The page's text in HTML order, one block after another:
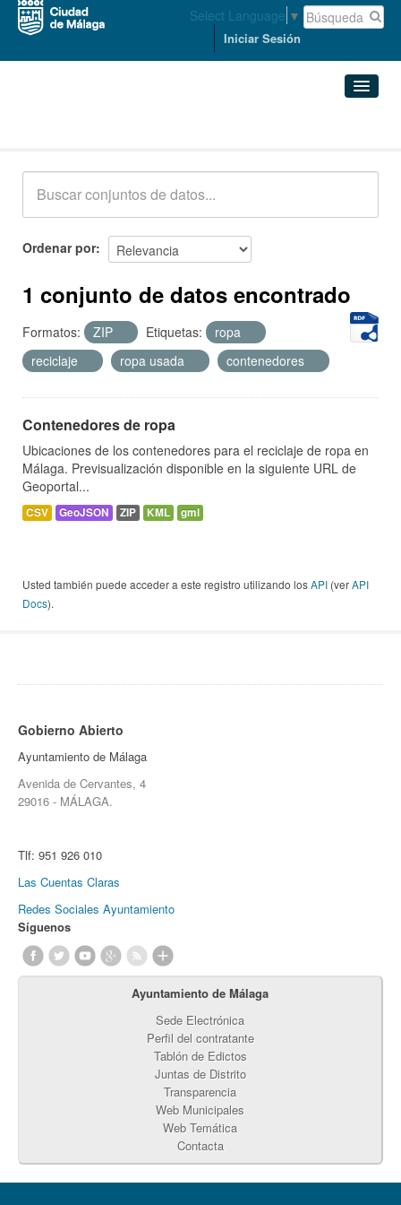
Select Language ▼
Iniciar Sesión
Acerca de
Ordenar por
1 conjunto de datos encontrado
Formatos: ZIP Etiquetas:
ropa
reciclaje
ropa usada contenedores
Contenedores de ropa
Ubicaciones de los contenedores para el reciclaje de ropa en
Málaga. Previsualización disponible en la siguiente URL de
Geoportal...
CSV GeoJSON ZIP KML gml
Usted también puede acceder a este registro utilizando losAPI (verAPI
Docs).
Gobierno Abierto
Ayuntamiento de Málaga
Avenida de Cervantes, 4
29016 - MÁLAGA.
Tlf: 951 926 010
Las Cuentas Claras
Redes Sociales Ayuntamiento
Síguenos
Ayuntamiento de Málaga
Sede Electrónica
Perfil del contratante
Tablón de Edictos
Juntas de Distrito
Transparencia
Web Municipales
Web Temática
Contacta